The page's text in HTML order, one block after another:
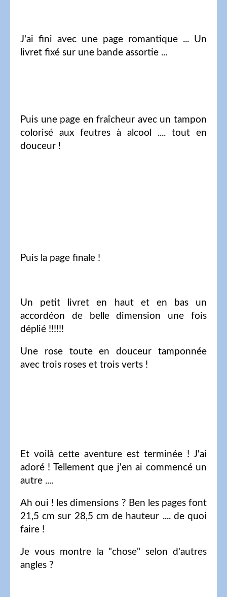
J'ai fini avec une page romantique ... Un
livret fixé sur une bande assortie ...
Puis une page en fraîcheur avec un tampon
colorisé aux feutres à alcool .... tout en
douceur !
Puis la page finale !
Un petit livret en haut et en bas un
accordéon de belle dimension une fois
déplié !!!!!!
Une rose toute en douceur tamponnée
avec trois roses et trois verts !
Et voilà cette aventure est terminée ! J'ai
adoré ! Tellement que j'en ai commencé un
autre ....
Ah oui ! les dimensions ? Ben les pages font
21,5 cm sur 28,5 cm de hauteur .... de quoi
faire !
Je vous montre la "chose" selon d'autres
angles ?